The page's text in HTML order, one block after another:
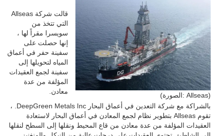
(الصورة: Allseas)
قالت شركة Allseas
التي تتخذ من
سويسرا مقراً لها ،
إنها حصلت على
سفينة حفر في أعماق
المياه لتحويلها إلى
سفينة لجمع العقيدات
المؤلفة من عدة
معادن.
بالشراكة مع شركة التعدين في أعماق البحار DeepGreen Metals Inc. ،
تقوم Allseas بتطوير نظام لجمع المعادن في أعماق البحار لاستعادة
العقيدات المؤلفة من عدة معادن من قاع المحيط ونقلها إلى السطح لنقلها